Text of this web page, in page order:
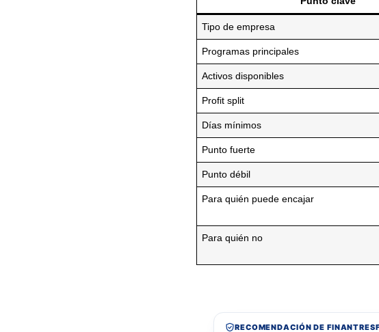
Tipo de empresa
Programas principales
Activos disponibles
Profit split
Días mínimos
Punto fuerte
Punto débil
Para quién puede encajar
Para quién no
RECOMENDACIÓN DE